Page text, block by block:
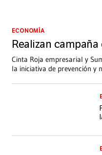
ECONOMÍA
Realizan
Cinta Roja empresarial y
la iniciativa de prevención y